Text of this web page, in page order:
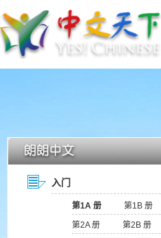
入门
第1A 册
第1B 册
第2A 册
第2B 册